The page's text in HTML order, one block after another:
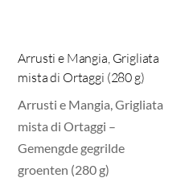
Arrusti e Mangia, Grigliata
mista di Ortaggi (280 g)
Arrusti e Mangia, Grigliata
mista di Ortaggi –
Gemengde gegrilde
groenten (280 g)